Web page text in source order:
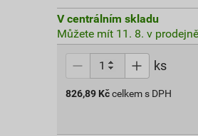
V centrálním skladu
Můžete mít 11. 8. v prodejně
ks
826,89 Kč celkem s DPH